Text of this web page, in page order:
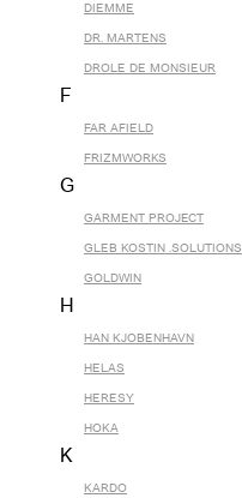
DIEMME
DR. MARTENS
DROLE DE MONSIEUR
F
FAR AFIELD
FRIZMWORKS
G
GARMENT PROJECT
GLEB KOSTIN .SOLUTIONS
GOLDWIN
H
HAN KJOBENHAVN
HELAS
HERESY
HOKA
K
KARDO